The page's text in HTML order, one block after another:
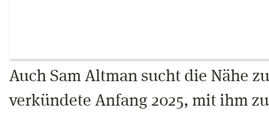
Auch Sam Altman sucht die Nähe
verkündete Anfang 2025, mit ihm